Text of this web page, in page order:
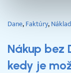
Dane Faktúry
Nákup bez
kedy je